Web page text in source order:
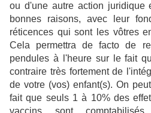
ou d'une autre action juridique
bonnes raisons, avec leur
réticences qui sont les vôtres
Cela permettra de facto de
pendules à l'heure sur le fait
contraire très fortement de
de votre (vos) enfant(s). On
fait que seuls 1 à 10% des